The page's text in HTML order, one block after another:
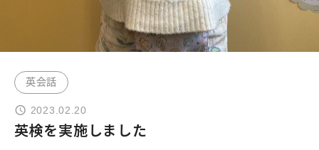
コラム・読み物
英会話
2023.02.20
英検を実施しました